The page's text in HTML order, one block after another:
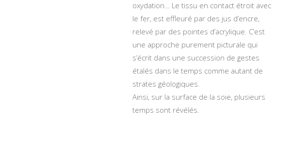
oxydation… Le tissu en contact étroit avec
le fer, est effleuré par des jus d’encre,
relevé par des pointes d’acrylique. C’est
une approche purement picturale qui
s’écrit dans une succession de gestes
étalés dans le temps comme autant de
strates géologiques.
Ainsi, sur la surface de la soie, plusieurs
temps sont révélés.